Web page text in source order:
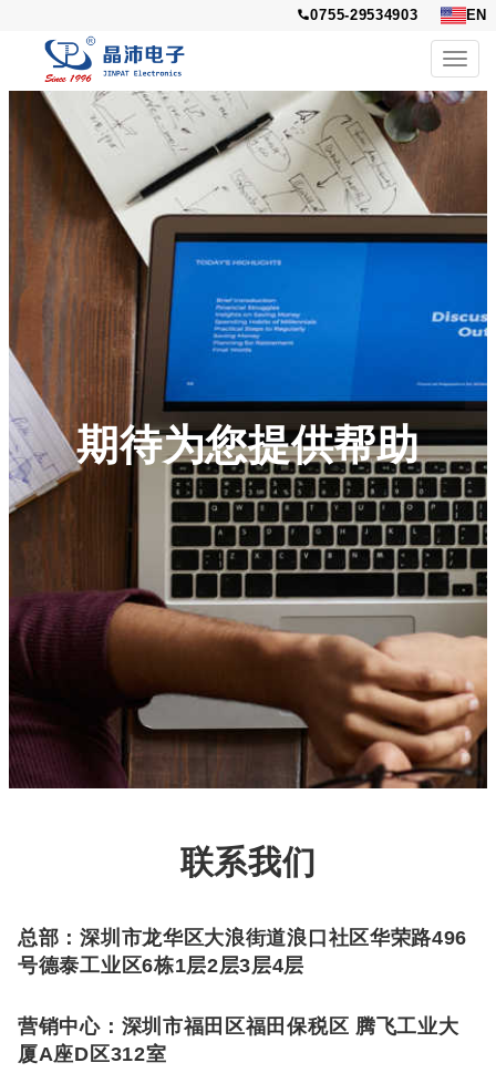
0755-29534903 EN
期待为您提供帮助
联系我们
总部：深圳市龙华区大浪街道浪口社区华荣路496
号德泰工业区6栋1层2层3层4层
营销中心：深圳市福田区福田保税区 腾飞工业大
厦A座D区312室